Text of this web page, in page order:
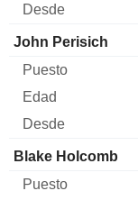
John Perisich
Blake Holcomb